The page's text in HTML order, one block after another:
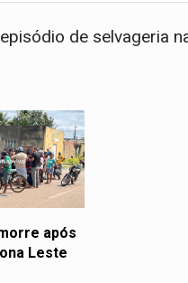
de selvageria
após
Leste